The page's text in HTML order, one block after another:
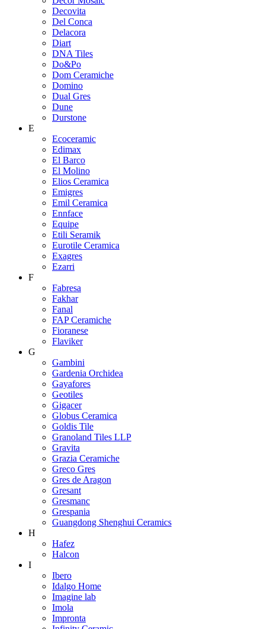
Decovita
Del Conca
Delacora
Diart
DNA Tiles
Do&Po
Dom Ceramiche
Domino
Dual Gres
Dune
Durstone
E
Ecoceramic
Edimax
El Barco
El Molino
Elios Ceramica
Emigres
Emil Ceramica
Ennface
Equipe
Etili Seramik
Eurotile Ceramica
Exagres
Ezarri
F
Fabresa
Fakhar
Fanal
FAP Ceramiche
Fioranese
Flaviker
G
Gambini
Gardenia Orchidea
Gayafores
Geotiles
Gigacer
Globus Ceramica
Goldis Tile
Granoland Tiles LLP
Gravita
Grazia Ceramiche
Greco Gres
Gres de Aragon
Gresant
Gresmanc
Grespania
Guangdong Shenghui Ceramics
H
Hafez
Halcon
I
Ibero
Idalgo Home
Imagine lab
Imola
Impronta